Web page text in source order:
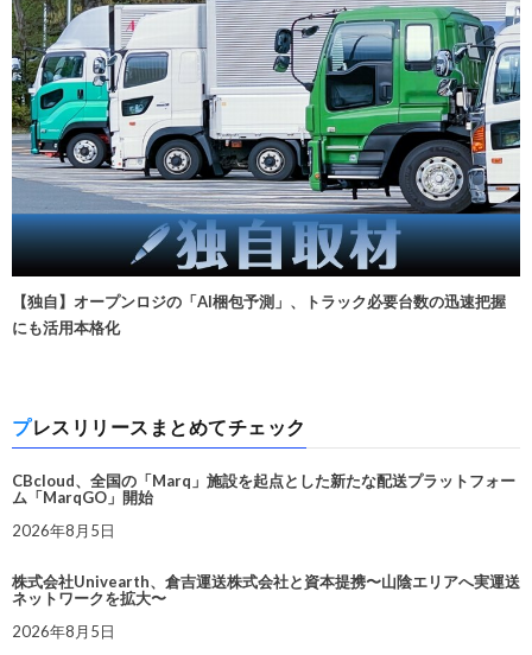
【独自】オープンロジの「AI梱包予測」、トラック必要台数の迅速把握
にも活用本格化
プレスリリースまとめてチェック
CBcloud、全国の「Marq」施設を起点とした新たな配送プラットフォー
ム「MarqGO」開始
2026年8月5日
株式会社Univearth、倉吉運送株式会社と資本提携〜山陰エリアへ実運送
ネットワークを拡大〜
2026年8月5日